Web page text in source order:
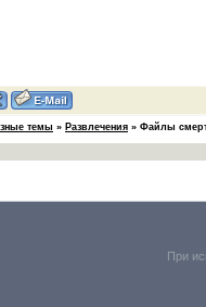
темы » Развлечения » Файлы
При